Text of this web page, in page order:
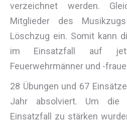
verzeichnet werden.
Mitglieder des
Löschzug ein. Somit kann
im Einsatzfall auf
Feuerwehrmänner und -
28 Übungen und 67
Jahr absolviert. Um die
Einsatzfall zu stärken